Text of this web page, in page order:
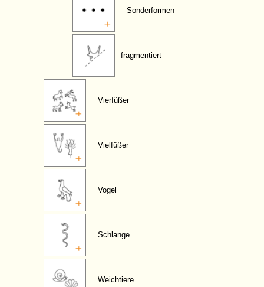
Sonderformen
fragmentiert
Vierfüßer
Vielfüßer
Vogel
Schlange
Weichtiere